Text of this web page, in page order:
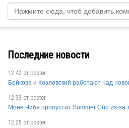
Последние новости
12:42 от poster
Бойкова и Козловский работают над
12:33 от poster
Моне Чиба пропустит Summer Cup из-за
12:25 от poster